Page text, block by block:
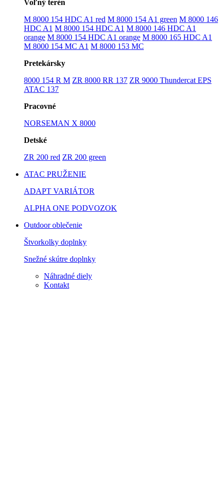
Voľný terén
M 8000 154 HDC A1 red M 8000 154 A1 green M 8000 146
HDC A1 M 8000 154 HDC A1 M 8000 146 HDC A1
orange M 8000 154 HDC A1 orange M 8000 165 HDC A1
M 8000 154 MC A1 M 8000 153 MC
Pretekársky
8000 154 R M ZR 8000 RR 137 ZR 9000 Thundercat EPS
ATAC 137
Pracovné
NORSEMAN X 8000
Detské
ZR 200 red ZR 200 green
ATAC PRUŽENIE
ADAPT VARIÁTOR
ALPHA ONE PODVOZOK
Outdoor oblečenie
Štvorkolky doplnky
Snežné skútre doplnky
Náhradné diely
Kontakt